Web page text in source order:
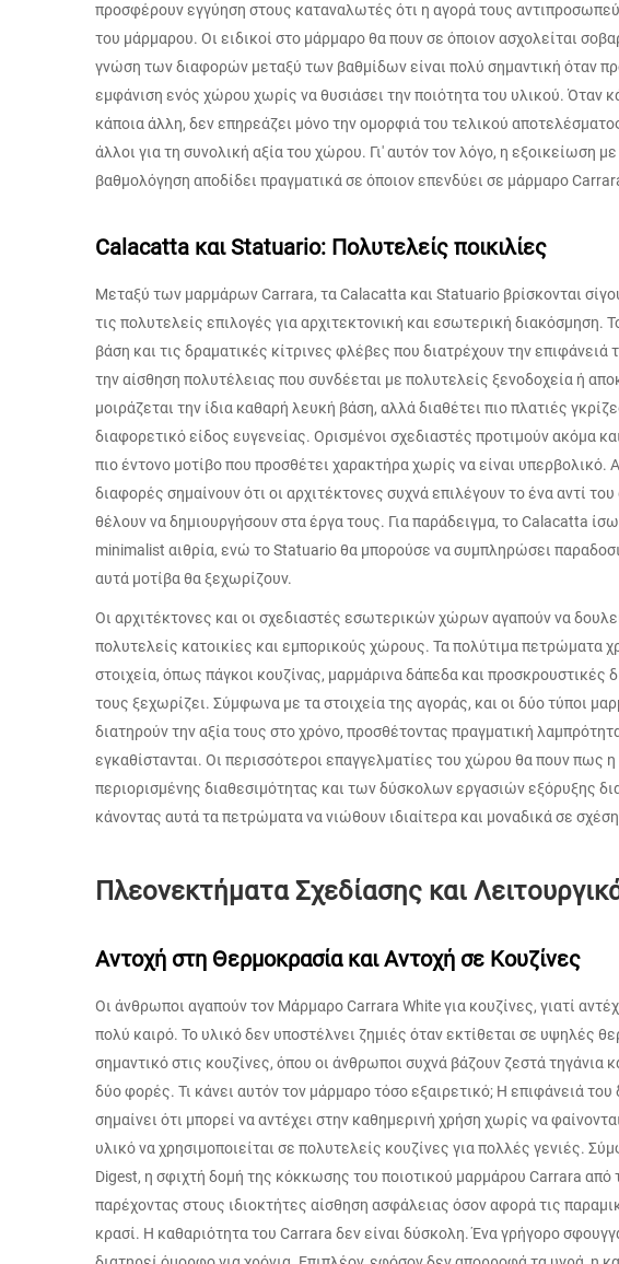
προσφέρουν εγγύηση στους καταναλωτές ότι η αγορά τους
του μάρμαρου. Οι ειδικοί στο μάρμαρο θα πουν σε όποιον ασχολείται
γνώση των διαφορών μεταξύ των βαθμίδων είναι πολύ σημαντική όταν
εμφάνιση ενός χώρου χωρίς να θυσιάσει την ποιότητα του υλικού. Όταν
κάποια άλλη, δεν επηρεάζει μόνο την ομορφιά του τελικού
άλλοι για τη συνολική αξία του χώρου. Γι' αυτόν τον λόγο, η εξοικείωση
βαθμολόγηση αποδίδει πραγματικά σε όποιον επενδύει σε μάρμαρο
Calacatta και Statuario: Πολυτελείς ποικιλίες
Μεταξύ των μαρμάρων Carrara, τα Calacatta και Statuario βρίσκονται
τις πολυτελείς επιλογές για αρχιτεκτονική και εσωτερική διακόσμηση.
βάση και τις δραματικές κίτρινες φλέβες που διατρέχουν την
την αίσθηση πολυτέλειας που συνδέεται με πολυτελείς ξενοδοχεία ή
μοιράζεται την ίδια καθαρή λευκή βάση, αλλά διαθέτει πιο πλατιές
διαφορετικό είδος ευγενείας. Ορισμένοι σχεδιαστές προτιμούν ακόμα
πιο έντονο μοτίβο που προσθέτει χαρακτήρα χωρίς να είναι υπερβολικό.
διαφορές σημαίνουν ότι οι αρχιτέκτονες συχνά επιλέγουν το ένα αντί
θέλουν να δημιουργήσουν στα έργα τους. Για παράδειγμα, το Calacatta
minimalist αιθρία, ενώ το Statuario θα μπορούσε να συμπληρώσει
αυτά μοτίβα θα ξεχωρίζουν.
Οι αρχιτέκτονες και οι σχεδιαστές εσωτερικών χώρων αγαπούν να
πολυτελείς κατοικίες και εμπορικούς χώρους. Τα πολύτιμα πετρώματα
στοιχεία, όπως πάγκοι κουζίνας, μαρμάρινα δάπεδα και προσκρουστικές
τους ξεχωρίζει. Σύμφωνα με τα στοιχεία της αγοράς, και οι δύο τύποι
διατηρούν την αξία τους στο χρόνο, προσθέτοντας πραγματική
εγκαθίστανται. Οι περισσότεροι επαγγελματίες του χώρου θα πουν πως
περιορισμένης διαθεσιμότητας και των δύσκολων εργασιών εξόρυξης
κάνοντας αυτά τα πετρώματα να νιώθουν ιδιαίτερα και μοναδικά σε
Πλεονεκτήματα Σχεδίασης και
Αντοχή στη Θερμοκρασία και Αντοχή σε Κουζίνες
Οι άνθρωποι αγαπούν τον Μάρμαρο Carrara White για κουζίνες, γιατί
πολύ καιρό. Το υλικό δεν υποστέλνει ζημιές όταν εκτίθεται σε υψηλές
σημαντικό στις κουζίνες, όπου οι άνθρωποι συχνά βάζουν ζεστά τηγάνια
δύο φορές. Τι κάνει αυτόν τον μάρμαρο τόσο εξαιρετικό; Η επιφάνειά
σημαίνει ότι μπορεί να αντέχει στην καθημερινή χρήση χωρίς να
υλικό να χρησιμοποιείται σε πολυτελείς κουζίνες για πολλές γενιές.
Digest, η σφιχτή δομή της κόκκωσης του ποιοτικού μαρμάρου Carrara από
παρέχοντας στους ιδιοκτήτες αίσθηση ασφάλειας όσον αφορά τις
κρασί. Η καθαριότητα του Carrara δεν είναι δύσκολη. Ένα γρήγορο